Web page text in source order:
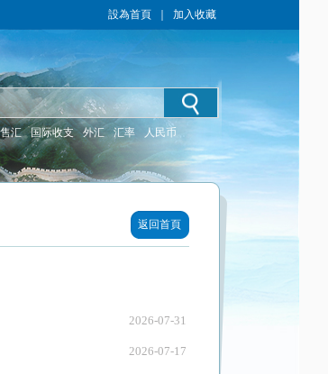
設為首頁 加入收藏
汇 国际收支 外汇 汇率 人民币
返回首頁
2026-07-31
2026-07-17